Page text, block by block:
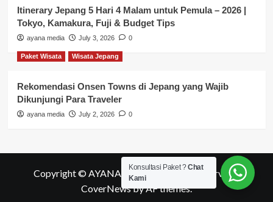
Itinerary Jepang 5 Hari 4 Malam untuk Pemula – 2026 |
Tokyo, Kamakura, Fuji & Budget Tips
ayana media July 3, 2026 0
Paket Wisata Wisata Jepang
Rekomendasi Onsen Towns di Jepang yang Wajib
Dikunjungi Para Traveler
ayana media July 2, 2026 0
Copyright © AYANA MEDIA All rights reserved.|
CoverNewsby AF themes.
Konsultasi Paket ?Chat
Kami